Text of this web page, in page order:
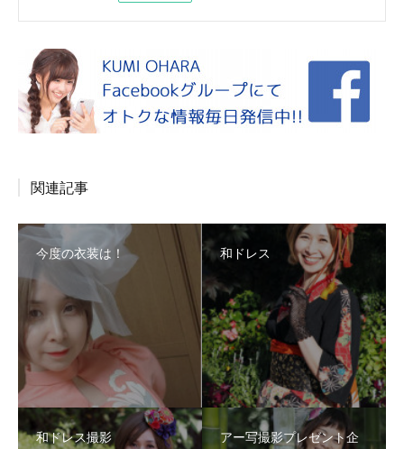
関連記事
今度の衣装は！ 和ドレス
和ドレス撮影
アー写撮影プレゼント企